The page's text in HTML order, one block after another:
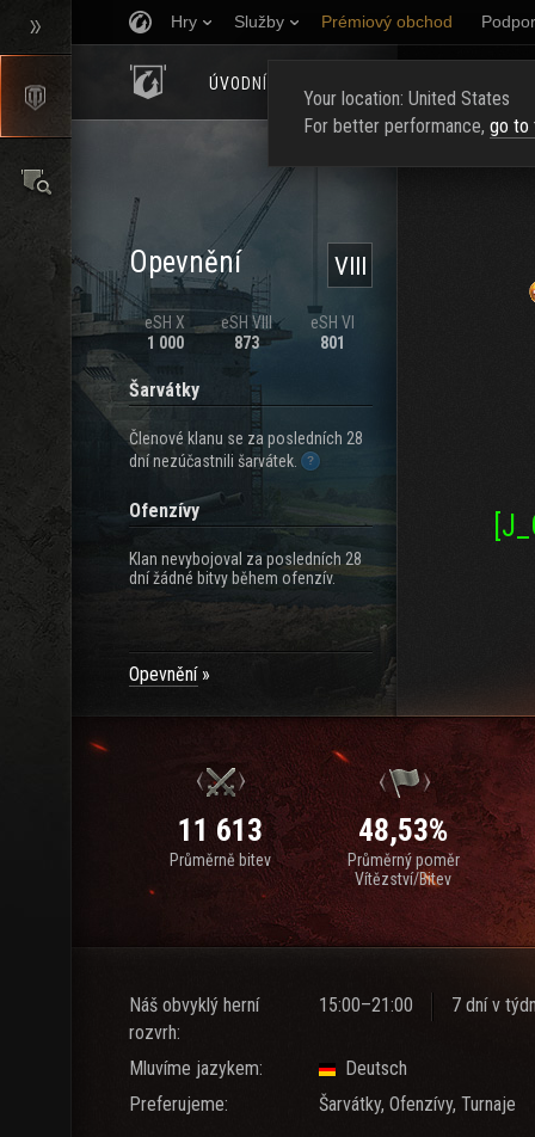
Hry Služby Prémiový obchod
ÚVODNÍ STRÁNKA
VIII
Opevnění
eSH X
1 000
eSH VIII
873
eSH VI
801
Šarvátky
Členové klanu se za posledních 28
dní nezúčastnili šarvátek.
Ofenzívy
Klan nevybojoval za posledních 28
dní žádné bitvy během ofenzív.
Opevnění
11 613
Průměrně bitev
48,53%
Průměrný poměr
Vítězství/Bitev
Náš obvyklý herní
rozvrh:
15:00–21:00 7 dní v
Mluvíme jazykem:
Deutsch
Preferujeme:
Šarvátky, Ofenzívy, Turnaje
Your location: United States
For better performance, go to